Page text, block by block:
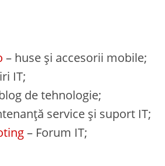
– huse și accesorii mobile;
IT;
de tehnologie;
service și suport IT;
– Forum IT;